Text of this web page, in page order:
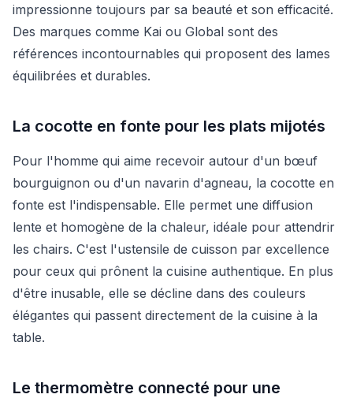
impressionne toujours par sa beauté et son efficacité.
Des marques comme Kai ou Global sont des
références incontournables qui proposent des lames
équilibrées et durables.
La cocotte en fonte pour les plats mijotés
Pour l'homme qui aime recevoir autour d'un bœuf
bourguignon ou d'un navarin d'agneau, la cocotte en
fonte est l'indispensable. Elle permet une diffusion
lente et homogène de la chaleur, idéale pour attendrir
les chairs. C'est l'ustensile de cuisson par excellence
pour ceux qui prônent la cuisine authentique. En plus
d'être inusable, elle se décline dans des couleurs
élégantes qui passent directement de la cuisine à la
table.
Le thermomètre connecté pour une